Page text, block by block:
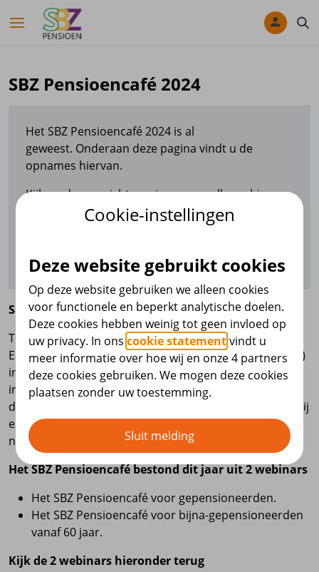
Navigatie overslaan
SBZ Pensioencafé 2024
Het SBZ Pensioencafé 2024 is al
geweest. Onderaan deze pagina vindt u de
opnames hiervan.
Kijk op de overzichtspagina voor welke webinars
u zich nog kunt aanmelden.
Samenvatting
Tijdens het SBZ Pensioencafé ging onze host Koen met
Edwin Schokker (Uitvoerend bestuurder, SBZ Pensioen)
in gesprek en bespraken zij, aan de hand van een
interactieve quiz, verschillende onderwerpen rondom
de Wet toekomst pensioenen (Wtp). Daarnaast gaven zij
extra aandacht aan het onderwerp: beleggen in de
nieuwe pensioenregeling.
Het SBZ Pensioencafé bestond dit jaar uit 2 webinars
Het SBZ Pensioencafé voor gepensioneerden.
Het SBZ Pensioencafé voor bijna-gepensioneerden
vanaf 60 jaar.
Kijk de 2 webinars hieronder terug
Cookie-instellingen
Deze website gebruikt cookies
Op deze website gebruiken we alleen cookies
voor functionele en beperkt analytische doelen.
Deze cookies hebben weinig tot geen invloed op
uw privacy. In onscookie statementvindt u
meer informatie over hoe wij en onze 4 partners
deze cookies gebruiken. We mogen deze cookies
plaatsen zonder uw toestemming.
Sluit melding